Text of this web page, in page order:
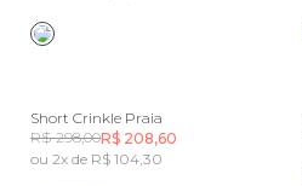
Short Crinkle Praia
R$ 298,00R$ 208,60
ou 2x de R$ 104,30